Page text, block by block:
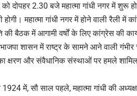
दोपहर 2.30 बजे महात्मा गांधी नगर में
महात्मा गांधी नगर में होने वाली रैली में
की बैठक में आगामी वर्षों के लिए कांग्रेस की
शासन में राष्ट्र के सामने आने वाली गंभीर
क्षरण और संवैधानिक संस्थाओं पर हमले शामिल
1924 में, सौ साल पहले, महात्मा गांधी की